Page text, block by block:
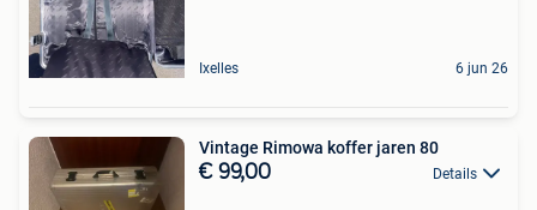
Ixelles 6 jun 26
Vintage Rimowa koffer jaren 80
€ 99,00 Details